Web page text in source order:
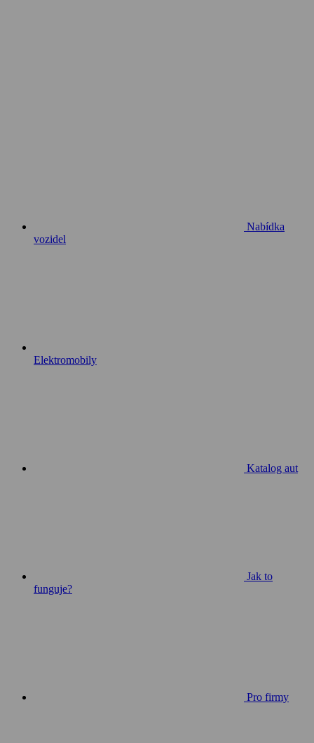
Nabídka
vozidel
Elektromobily
Katalog aut
Jak to
funguje?
Pro firmy